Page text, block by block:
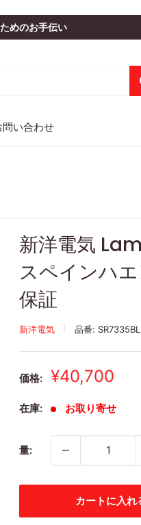
めのお手伝い
問い合わせ
新洋電気
スペインハ
保証
新洋電気 品番: SR7335BL
価格:
販
価
¥40,700
在庫: お取り寄せ
量:
カートに入れ